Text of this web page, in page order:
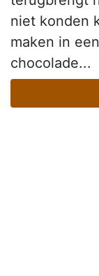
niet konden
maken in
chocolade...